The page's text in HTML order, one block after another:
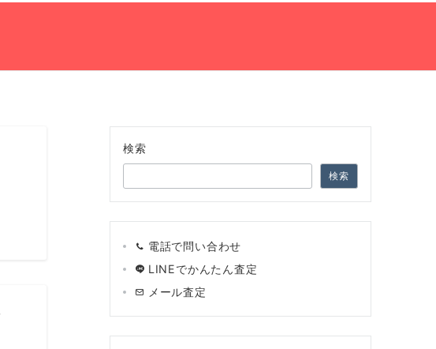
検索
検索
電話で問い合わせ
LINEでかんたん査定
メール査定